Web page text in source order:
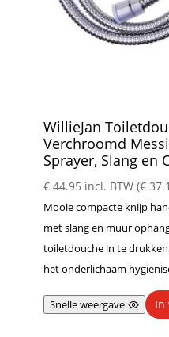
WillieJan
Verchroomd
Sprayer, Slang en
€44.95 incl. BTW (€
Mooie compacte knijp
met slang en muur
toiletdouche in te
het onderlichaam
Snelle weergave In